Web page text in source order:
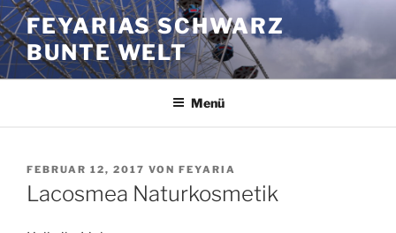
Zum
Inhalt
springen
FEYARIAS SCHWARZ
BUNTE WELT
Menü
VERÖFFENTLICHT
AM
FEBRUAR 12, 2017 VON FEYARIA
Lacosmea Naturkosmetik